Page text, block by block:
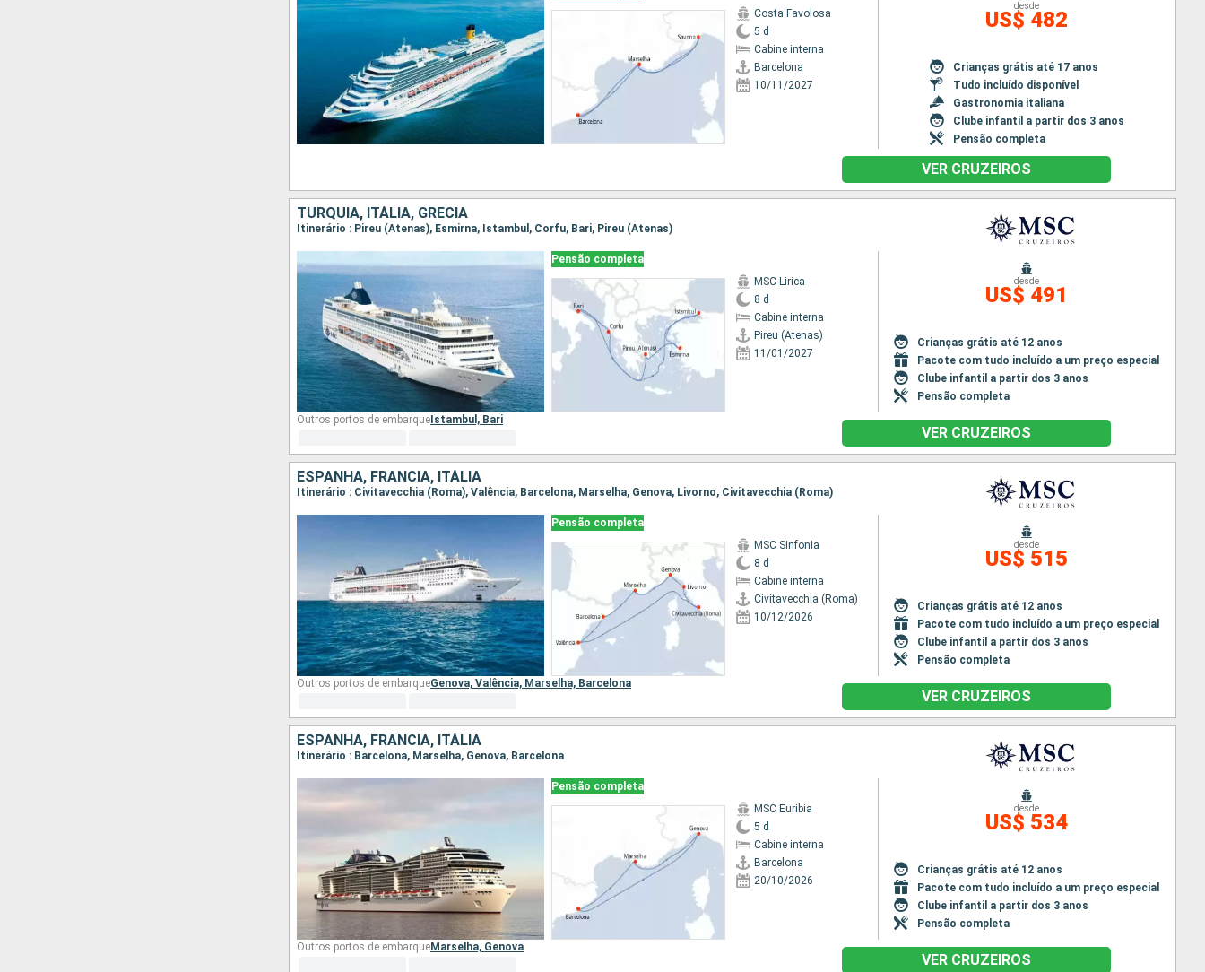
Costa Favolosa
5 d
Cabine interna
Barcelona
10/11/2027
desde
US$ 482
Crianças grátis até 17 anos
Tudo incluído disponível
Gastronomia italiana
Clube infantil a partir dos 3 anos
Pensão completa
VER CRUZEIROS
TURQUIA, ITÁLIA, GRÉCIA
Itinerário : Pireu (Atenas), Esmirna, Istambul, Corfu, Bari, Pireu (Atenas)
Pensão completa
MSC Lirica
8 d
Cabine interna
Pireu (Atenas)
11/01/2027
desde
US$ 491
Crianças grátis até 12 anos
Pacote com tudo incluído a um preço especial
Clube infantil a partir dos 3 anos
Pensão completa
Outros portos de embarque Istambul, Bari
VER CRUZEIROS
ESPANHA, FRANCIA, ITÁLIA
Itinerário : Civitavecchia (Roma), Valência, Barcelona, Marselha, Genova, Livorno, Civitavecchia (Roma)
Pensão completa
MSC Sinfonia
8 d
Cabine interna
Civitavecchia (Roma)
10/12/2026
desde
US$ 515
Crianças grátis até 12 anos
Pacote com tudo incluído a um preço especial
Clube infantil a partir dos 3 anos
Pensão completa
Outros portos de embarqueGenova, Valência, Marselha, Barcelona
VER CRUZEIROS
ESPANHA, FRANCIA, ITÁLIA
Itinerário : Barcelona, Marselha, Genova, Barcelona
Pensão completa
MSC Euribia
5 d
Cabine interna
Barcelona
20/10/2026
desde
US$ 534
Crianças grátis até 12 anos
Pacote com tudo incluído a um preço especial
Clube infantil a partir dos 3 anos
Pensão completa
Outros portos de embarqueMarselha, Genova
VER CRUZEIROS